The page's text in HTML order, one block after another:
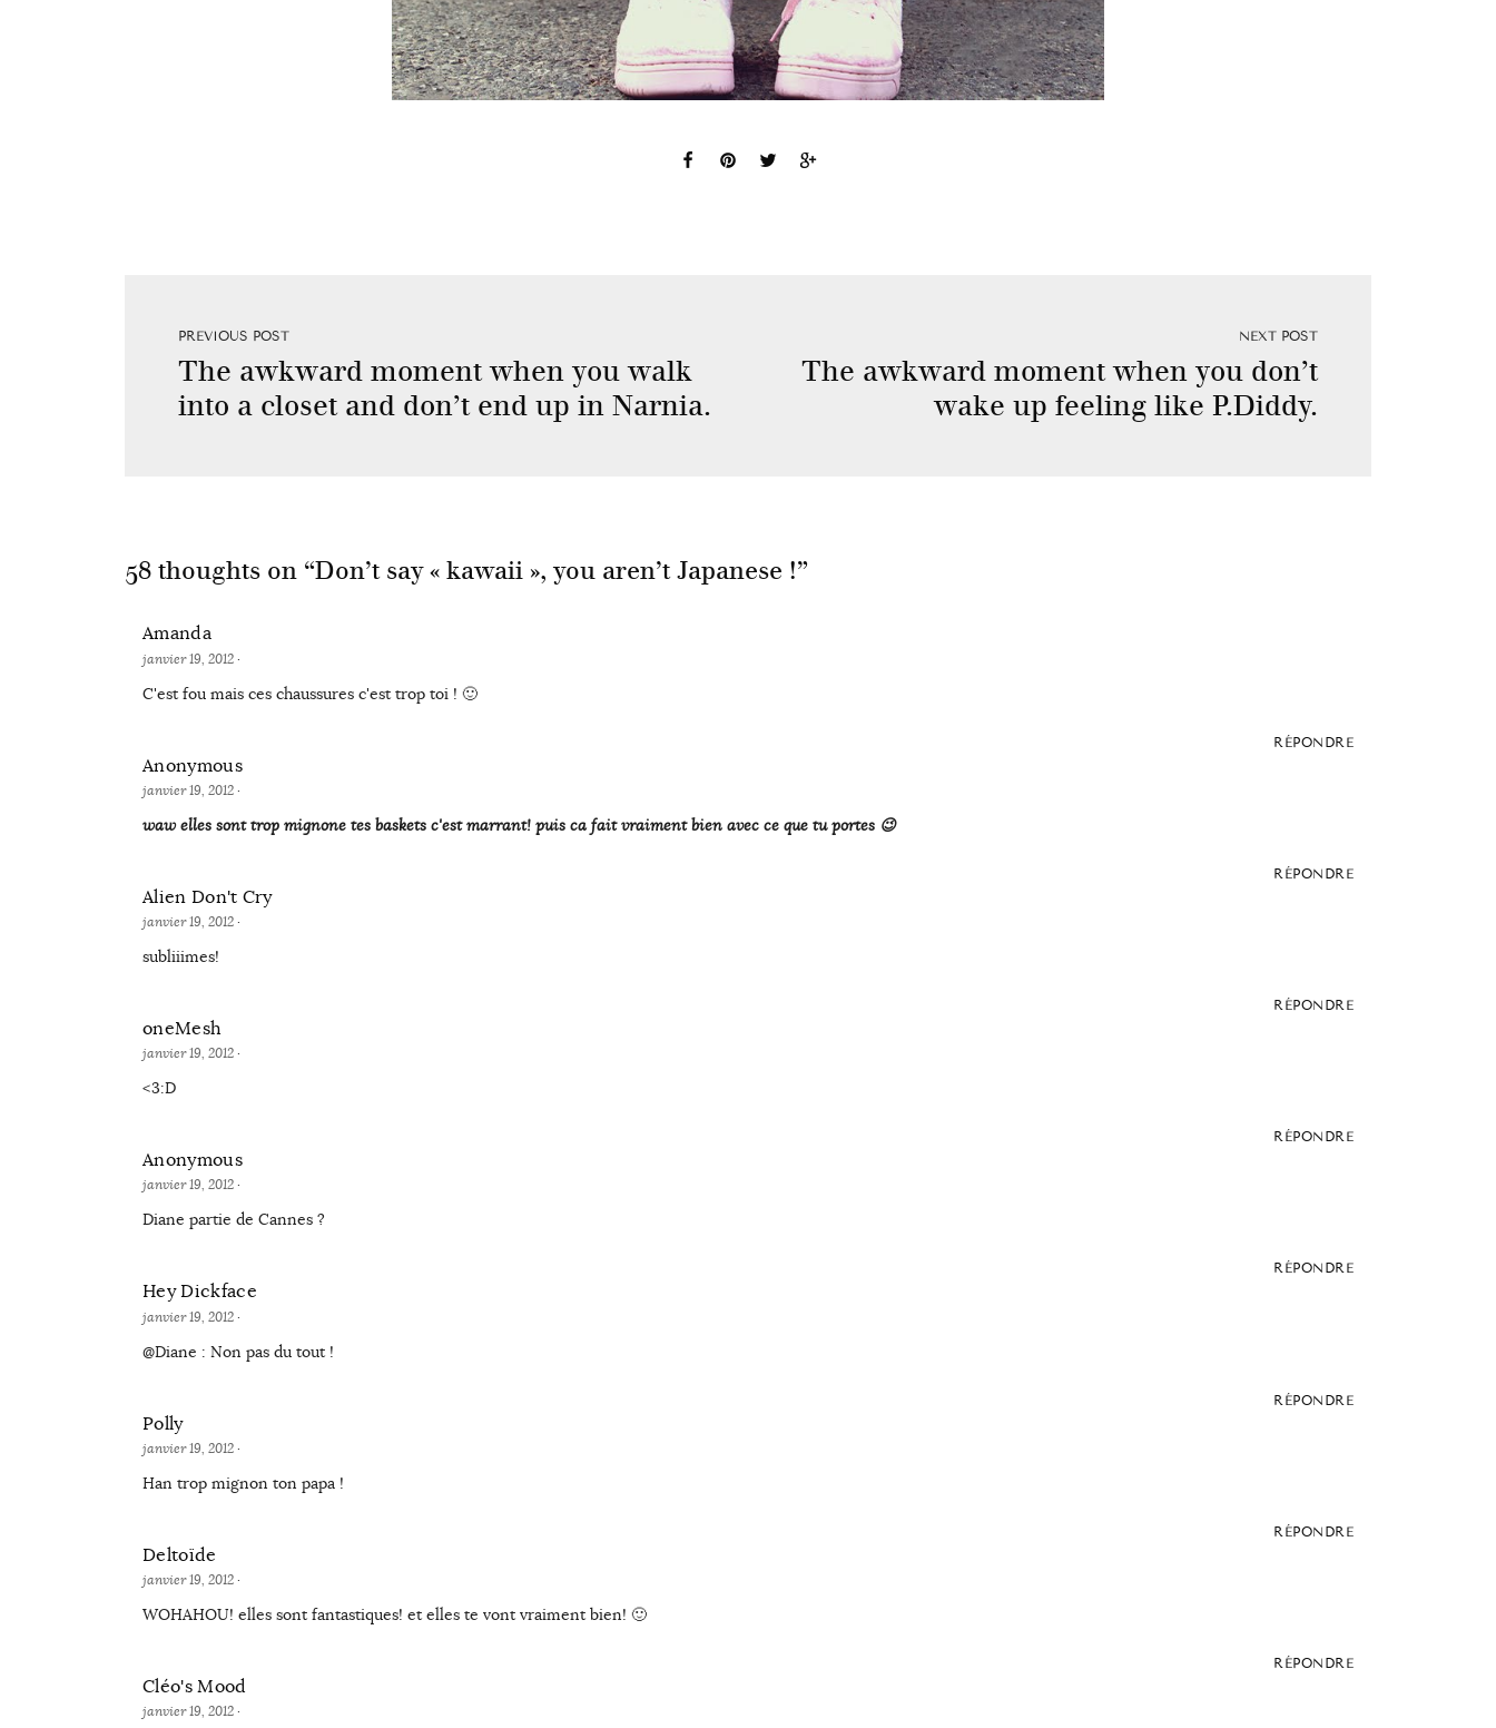
PREVIOUS POST
The awkward moment when you walk
into a closet and don’t end up in Narnia.
NEXT POST
The awkward moment when you don’t
wake up feeling like P.Diddy.
58 thoughts on “Don’t say « kawaii », you aren’t Japanese !”
Amanda
janvier 19, 2012·
C'est fou mais ces chaussures c'est trop toi ! 🙂
RÉPONDRE
Anonymous
janvier 19, 2012·
waw elles sont trop mignone tes baskets c'est marrant! puis ca fait vraiment bien avec ce que tu portes 😉
RÉPONDRE
Alien Don't Cry
janvier 19, 2012·
subliiimes!
RÉPONDRE
oneMesh
janvier 19, 2012·
<3:D
RÉPONDRE
Anonymous
janvier 19, 2012·
Diane partie de Cannes ?
RÉPONDRE
Hey Dickface
janvier 19, 2012·
@Diane : Non pas du tout !
RÉPONDRE
Polly
janvier 19, 2012·
Han trop mignon ton papa !
RÉPONDRE
Deltoïde
janvier 19, 2012·
WOHAHOU! elles sont fantastiques! et elles te vont vraiment bien! 🙂
RÉPONDRE
Cléo's Mood
janvier 19, 2012·